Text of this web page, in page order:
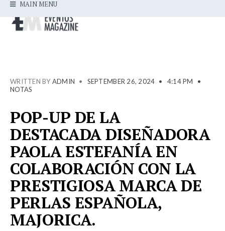
MAIN MENU
WRITTEN BY ADMIN • SEPTEMBER 26, 2024 • 4:14 PM
•
NOTAS
POP-UP DE LA
DESTACADA DISEÑADORA
PAOLA ESTEFANÍA EN
COLABORACIÓN CON LA
PRESTIGIOSA MARCA DE
PERLAS ESPAÑOLA,
MAJORICA.